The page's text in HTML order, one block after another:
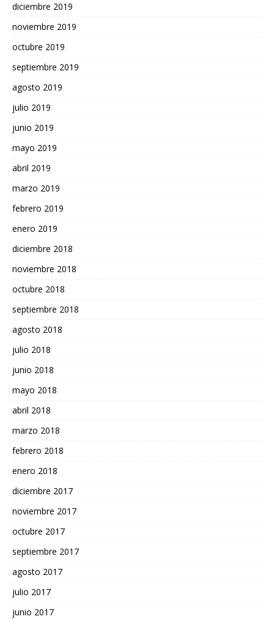
diciembre 2019
noviembre 2019
octubre 2019
septiembre 2019
agosto 2019
julio 2019
junio 2019
mayo 2019
abril 2019
marzo 2019
febrero 2019
enero 2019
diciembre 2018
noviembre 2018
octubre 2018
septiembre 2018
agosto 2018
julio 2018
junio 2018
mayo 2018
abril 2018
marzo 2018
febrero 2018
enero 2018
diciembre 2017
noviembre 2017
octubre 2017
septiembre 2017
agosto 2017
julio 2017
junio 2017